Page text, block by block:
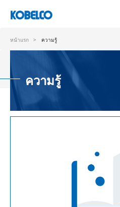
เนื้อหา
หลัก
หน้าแรก ความรู้
ความรู้